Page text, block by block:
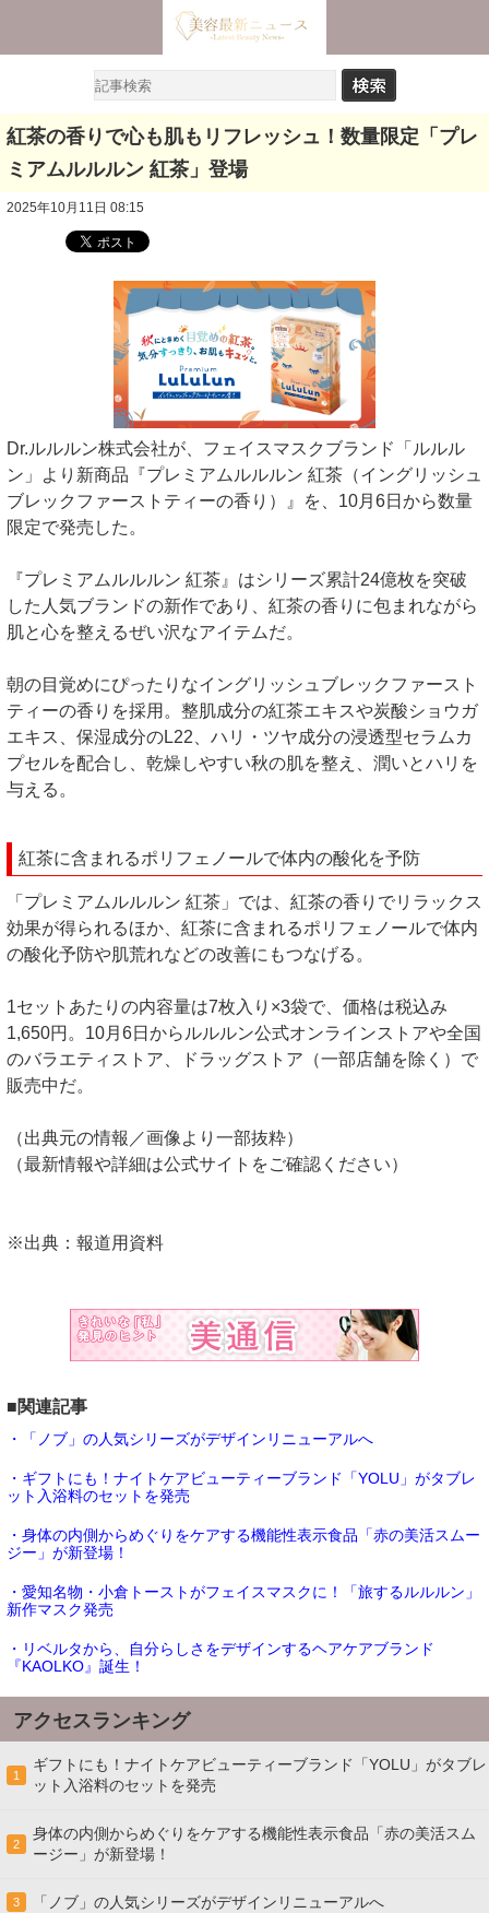
紅茶の香りで心も肌もリフレッシュ！数量限定「プレ
ミアムルルルン 紅茶」登場
2025年10月11日 08:15
Dr.ルルルン株式会社が、フェイスマスクブランド「ルルル
ン」より新商品『プレミアムルルルン 紅茶（イングリッシュ
ブレックファーストティーの香り）』を、10月6日から数量
限定で発売した。
『プレミアムルルルン 紅茶』はシリーズ累計24億枚を突破
した人気ブランドの新作であり、紅茶の香りに包まれながら
肌と心を整えるぜい沢なアイテムだ。
朝の目覚めにぴったりなイングリッシュブレックファースト
ティーの香りを採用。整肌成分の紅茶エキスや炭酸ショウガ
エキス、保湿成分のL22、ハリ・ツヤ成分の浸透型セラムカ
プセルを配合し、乾燥しやすい秋の肌を整え、潤いとハリを
与える。
紅茶に含まれるポリフェノールで体内の酸化を予防
「プレミアムルルルン 紅茶」では、紅茶の香りでリラックス
効果が得られるほか、紅茶に含まれるポリフェノールで体内
の酸化予防や肌荒れなどの改善にもつなげる。
1セットあたりの内容量は7枚入り×3袋で、価格は税込み
1,650円。10月6日からルルルン公式オンラインストアや全国
のバラエティストア、ドラッグストア（一部店舗を除く）で
販売中だ。
（出典元の情報／画像より一部抜粋）
（最新情報や詳細は公式サイトをご確認ください）
※出典：報道用資料
■関連記事
・「ノブ」の人気シリーズがデザインリニューアルへ
・ギフトにも！ナイトケアビューティーブランド「YOLU」がタブレ
ット入浴料のセットを発売
・身体の内側からめぐりをケアする機能性表示食品「赤の美活スムー
ジー」が新登場！
・愛知名物・小倉トーストがフェイスマスクに！「旅するルルルン」
新作マスク発売
・リベルタから、自分らしさをデザインするヘアケアブランド
『KAOLKO』誕生！
アクセスランキング
1
ギフトにも！ナイトケアビューティーブランド「YOLU」がタブレ
ット入浴料のセットを発売
2
身体の内側からめぐりをケアする機能性表示食品「赤の美活スム
ージー」が新登場！
3 「ノブ」の人気シリーズがデザインリニューアルへ